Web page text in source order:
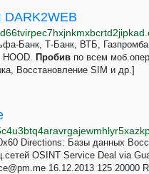
Банк, Т-Банк, ВТБ,
HOOD. Пробив по всем
Восстановление SIM и др.]
Directions: Базы данных
OSINT Service Deal via
16.12.2013 125 20000